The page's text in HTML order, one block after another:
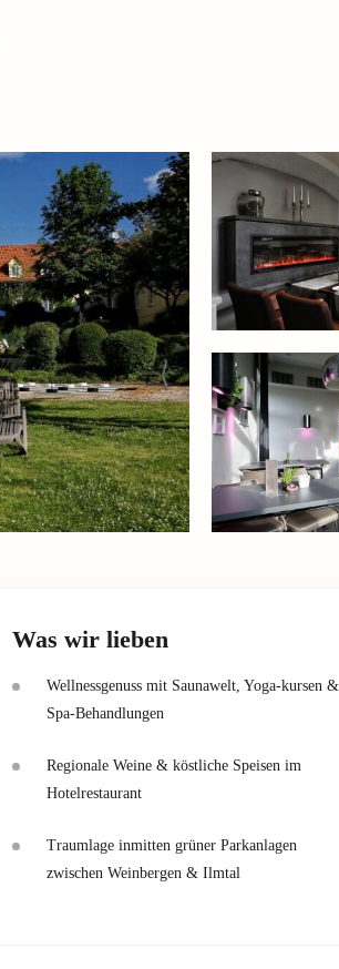
Was wir lieben
Wellnessgenuss mit Saunawelt, Yoga-kursen &
Spa-Behandlungen
Regionale Weine & köstliche Speisen im
Hotelrestaurant
Traumlage inmitten grüner Parkanlagen
zwischen Weinbergen & Ilmtal